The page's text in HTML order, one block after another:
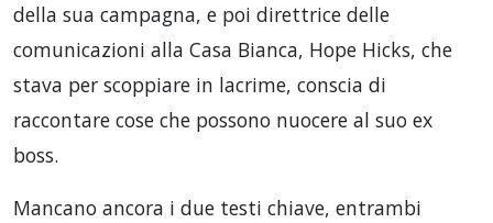
della sua campagna, e poi direttrice delle
comunicazioni alla Casa Bianca, Hope Hicks, che
stava per scoppiare in lacrime, conscia di
raccontare cose che possono nuocere al suo ex
boss.
Mancano ancora i due testi chiave, entrambi